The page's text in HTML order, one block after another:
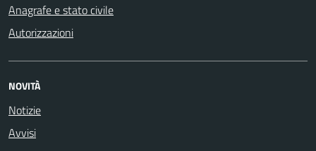
Anagrafe e stato civile
Autorizzazioni
NOVITÀ
Notizie
Avvisi